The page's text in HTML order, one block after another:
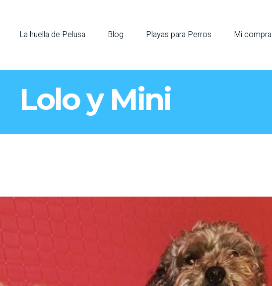
La huella de Pelusa Blog Playas para Perros Mi compra
Lolo y Mini